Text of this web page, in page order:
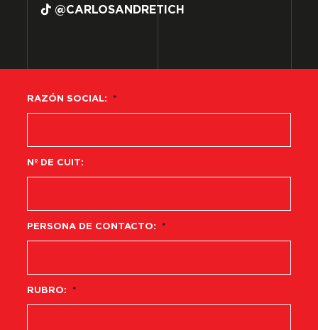
@CARLOSANDRETICH
RAZÓN SOCIAL: *
Nº DE CUIT:
PERSONA DE CONTACTO: *
RUBRO: *